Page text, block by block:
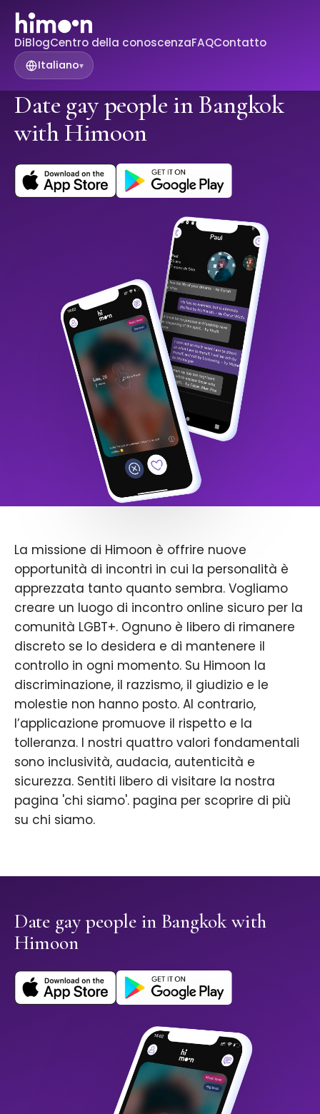
DiBlogCentro della conoscenzaFAQContatto
Italiano▾
Date gay people in Bangkok
with Himoon
La missione di Himoon è offrire nuove
opportunità di incontri in cui la personalità è
apprezzata tanto quanto sembra. Vogliamo
creare un luogo di incontro online sicuro per la
comunità LGBT+. Ognuno è libero di rimanere
discreto se lo desidera e di mantenere il
controllo in ogni momento. Su Himoon la
discriminazione, il razzismo, il giudizio e le
molestie non hanno posto. Al contrario,
l’applicazione promuove il rispetto e la
tolleranza. I nostri quattro valori fondamentali
sono inclusività, audacia, autenticità e
sicurezza. Sentiti libero di visitare la nostra
pagina 'chi siamo'. pagina per scoprire di più
su chi siamo.
Date gay people in Bangkok with
Himoon